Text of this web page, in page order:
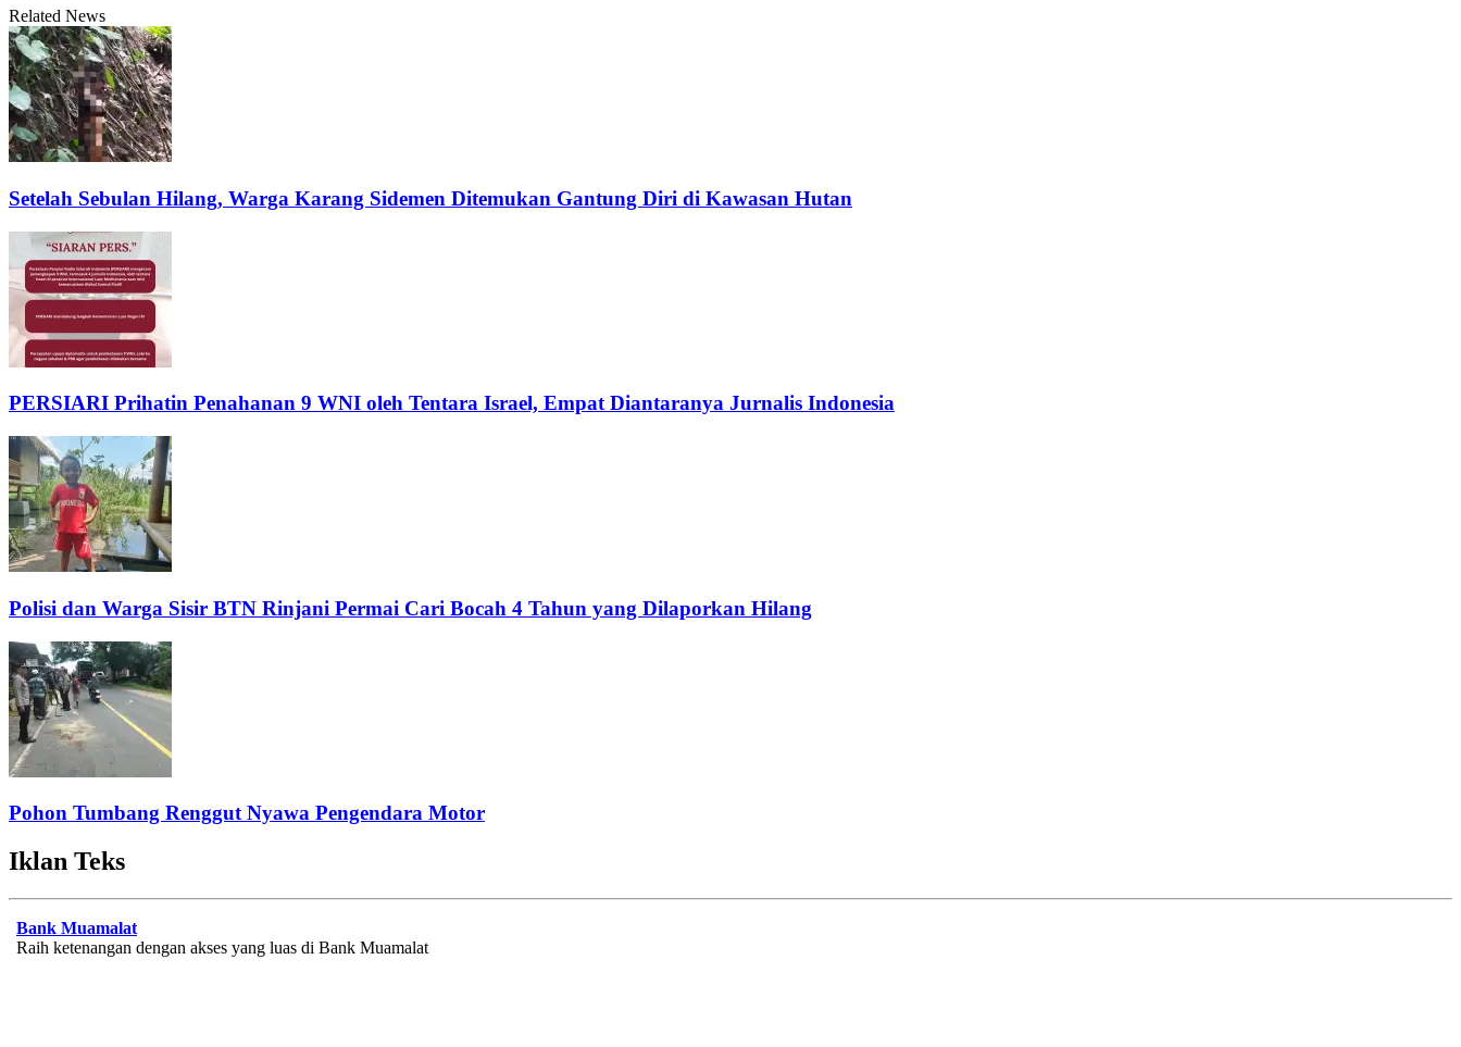
Related News
Setelah Sebulan Hilang, Warga Karang Sidemen Ditemukan Gantung Diri di Kawasan Hutan
PERSIARI Prihatin Penahanan 9 WNI oleh Tentara Israel, Empat Diantaranya Jurnalis Indonesia
Polisi dan Warga Sisir BTN Rinjani Permai Cari Bocah 4 Tahun yang Dilaporkan Hilang
Pohon Tumbang Renggut Nyawa Pengendara Motor
Iklan Teks
Bank Muamalat
Raih ketenangan dengan akses yang luas di Bank Muamalat